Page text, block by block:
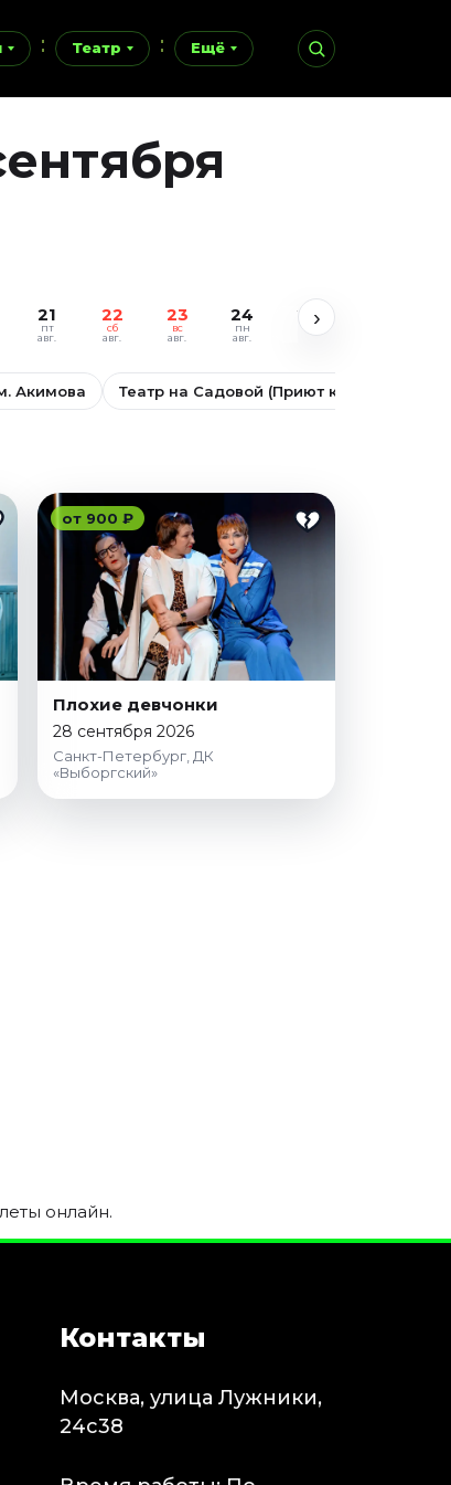
Театр Ещё
21
пт
авг.
22
сб
авг.
23
вс
авг.
24
пн
авг.
25
вт
авг.
›
Акимова Театр на Садовой (Приют комедианта)
от 900 ₽
Плохие девчонки
28 сентября 2026
Санкт-Петербург, ДК
«Выборгский»
онлайн.
Контакты
Москва, улица Лужники,
24с38